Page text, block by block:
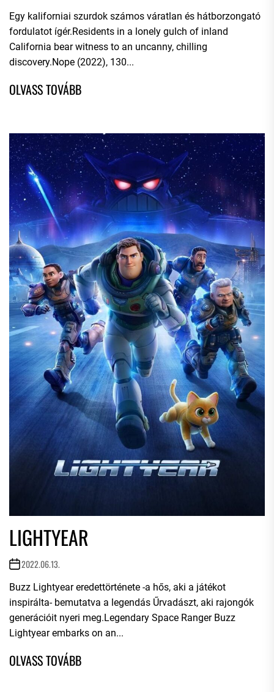
Egy kaliforniai szurdok számos váratlan és hátborzongató
fordulatot ígér.Residents in a lonely gulch of inland
California bear witness to an uncanny, chilling
discovery.Nope (2022), 130...
LIGHTYEAR
2022.06.13.
Buzz Lightyear eredettörténete -a hős, aki a játékot
inspirálta- bemutatva a legendás Űrvadászt, aki rajongók
generációit nyeri meg.Legendary Space Ranger Buzz
Lightyear embarks on an...